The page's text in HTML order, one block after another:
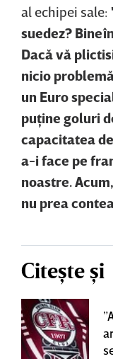
al echipei sale:
suedez?
Dacă vă
nicio
un Euro
puţine goluri
capacitatea
a-i face pe
noastre.
nu prea
Citește și